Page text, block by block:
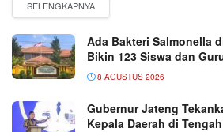
Ada Bakteri Salmonella
Bikin 123 Siswa dan
8 AGUSTUS 2026
Gubernur Jateng
Kepala Daerah di